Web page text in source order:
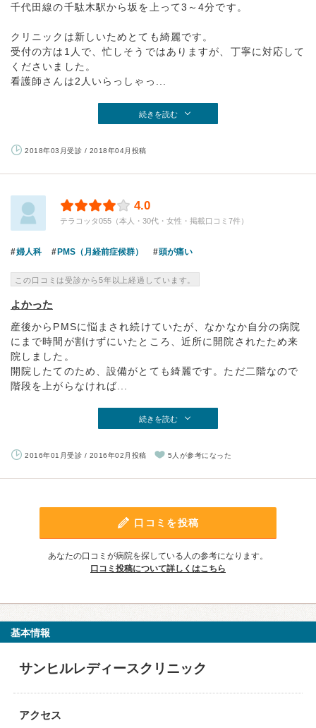
千代田線の千駄木駅から坂を上って3～4分です。
クリニックは新しいためとても綺麗です。
受付の方は1人で、忙しそうではありますが、丁寧に対応して
くださいました。
看護師さんは2人いらっしゃっ...
続きを読む
2018年03月受診 / 2018年04月投稿
4.0
テラコッタ055（本人・30代・女性・掲載口コミ7件）
婦人科 PMS（月経前症候群） 頭が痛い
この口コミは受診から5年以上経過しています。
よかった
産後からPMSに悩まされ続けていたが、なかなか自分の病院
にまで時間が割けずにいたところ、近所に開院されたため来
院しました。
開院したてのため、設備がとても綺麗です。ただ二階なので
階段を上がらなければ...
続きを読む
2016年01月受診 / 2016年02月投稿 5人が参考になった
口コミを投稿
あなたの口コミが病院を探している人の参考になります。
口コミ投稿について詳しくはこちら
基本情報
サンヒルレディースクリニック
アクセス